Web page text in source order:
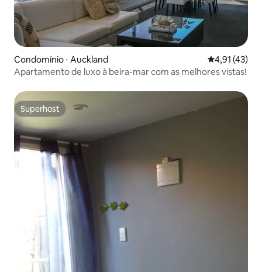
Condomínio ⋅ Auckland 4,91 de uma
4,91 (43)
Apartamento de luxo à beira-mar com as melhores vistas!
Superhost
Superhost